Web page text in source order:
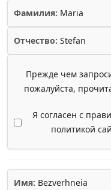
Фамилия: Maria
Отчество: Stefan
Прежде чем
пожалуйста,
Я согласен с
политикой
Имя: Bezverhneia